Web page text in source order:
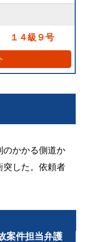
１４級９号
のかかる側道か
突した。依頼者
案件担当弁護